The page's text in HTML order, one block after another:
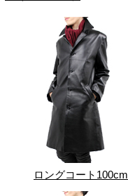
ロングコート100cm